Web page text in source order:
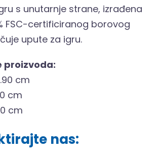
s unutarnje strane, izrađena
FSC-certificiranog borovog
upute za igru.
proizvoda:
cm
cm
cm
nas: